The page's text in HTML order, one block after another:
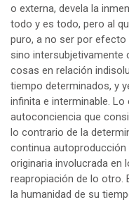
o externa, devela la
todo y es todo, pero al
puro, a no ser por
sino intersubjetivamente
cosas en relación
tiempo determinados, y
infinita e interminable. Lo
autoconciencia que
lo contrario de la
continua autoproducción
originaria involucrada en
reapropiación de lo otro.
la humanidad de su